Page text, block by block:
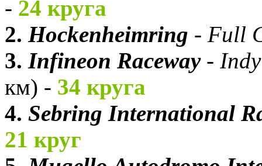
- 24 круга
2. Hockenheimring - Full
3. Infineon Raceway-
км) - 34 круга
4. Sebring International
21 круг